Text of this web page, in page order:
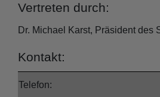
Vertreten durch:
Dr. Michael Karst, Präsident des
Kontakt:
Telefon: